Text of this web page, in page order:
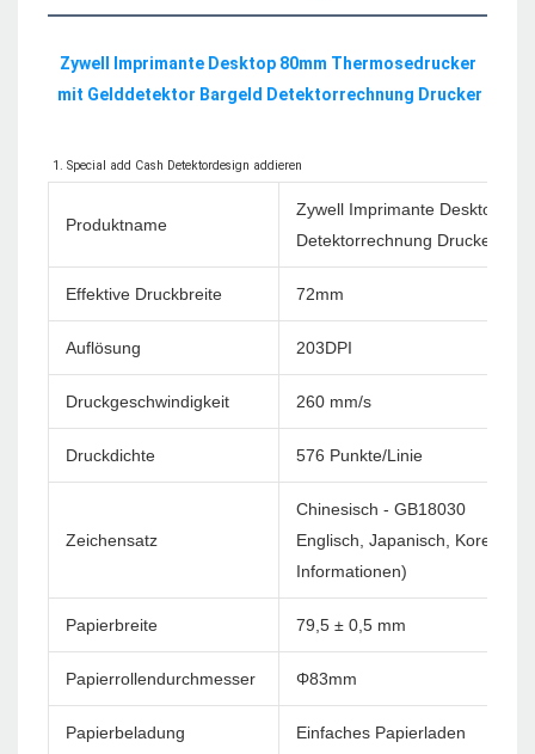
Zywell Imprimante Desktop 80mm Thermosedrucker
Produktname
Zywell Imprimante Desktop
Detektorrechnung Drucker
Effektive Druckbreite 72mm
Auflösung 203DPI
Druckgeschwindigkeit 260 mm/s
Druckdichte 576 Punkte/Linie
Zeichensatz
Chinesisch - GB18030
Englisch, Japanisch, Korea
Informationen)
Papierbreite 79,5 ± 0,5 mm
Papierrollendurchmesser Φ83mm
Papierbeladung Einfaches Papierladen